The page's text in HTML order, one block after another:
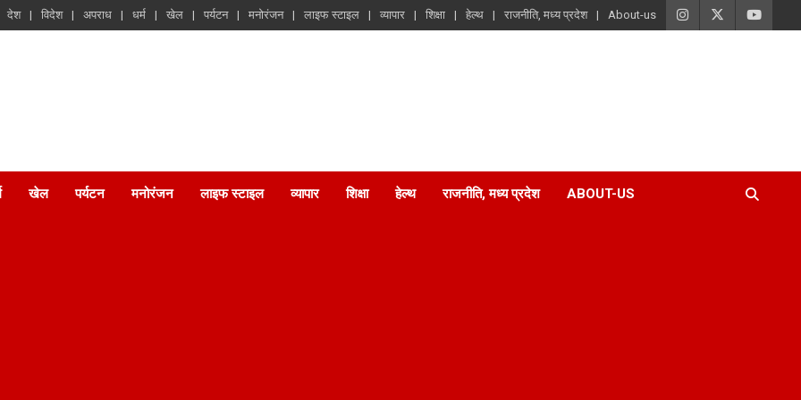
देश विदेश अपराध धर्म खेल पर्यटन मनोरंजन लाइफ स्टाइल व्यापार शिक्षा हेल्थ राजनीति, मध्य प्रदेश About-us
खेल पर्यटन मनोरंजन लाइफ स्टाइल व्यापार शिक्षा हेल्थ राजनीति, मध्य प्रदेश ABOUT-US